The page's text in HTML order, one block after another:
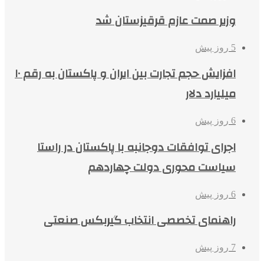
وزیر صمت عازم قرقیزستان شد
5 روز پیش
افزایش حجم تجارت بین ایران و پاکستان به رقم ۱۰
میلیارد دلار
6 روز پیش
اجرای توافقات دوجانبه با پاکستان در راستا
سیاست محوری دولت چهاردهم
6 روز پیش
راهنمای تخصصی انتخاب گیربکس صنعتی
7 روز پیش